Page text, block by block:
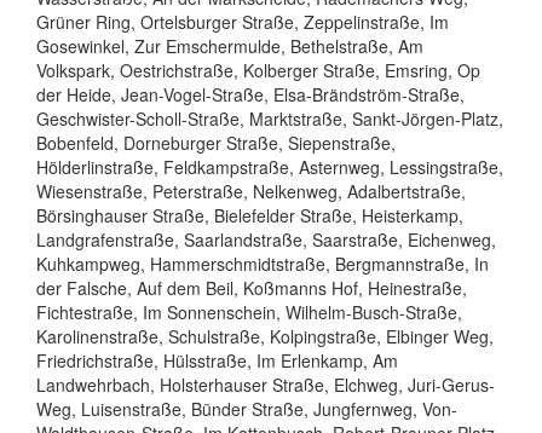
Grüner Ring, Ortelsburger Straße, Zeppelinstraße, Im
Gosewinkel, Zur Emschermulde, Bethelstraße, Am
Volkspark, Oestrichstraße, Kolberger Straße, Emsring, Op
der Heide, Jean-Vogel-Straße, Elsa-Brändström-Straße,
Geschwister-Scholl-Straße, Marktstraße, Sankt-Jörgen-Platz,
Bobenfeld, Dorneburger Straße, Siepenstraße,
Hölderlinstraße, Feldkampstraße, Asternweg, Lessingstraße,
Wiesenstraße, Peterstraße, Nelkenweg, Adalbertstraße,
Börsinghauser Straße, Bielefelder Straße, Heisterkamp,
Landgrafenstraße, Saarlandstraße, Saarstraße, Eichenweg,
Kuhkampweg, Hammerschmidtstraße, Bergmannstraße, In
der Falsche, Auf dem Beil, Koßmanns Hof, Heinestraße,
Fichtestraße, Im Sonnenschein, Wilhelm-Busch-Straße,
Karolinenstraße, Schulstraße, Kolpingstraße, Elbinger Weg,
Friedrichstraße, Hülsstraße, Im Erlenkamp, Am
Landwehrbach, Holsterhauser Straße, Elchweg, Juri-Gerus-
Weg, Luisenstraße, Bünder Straße, Jungfernweg, Von-